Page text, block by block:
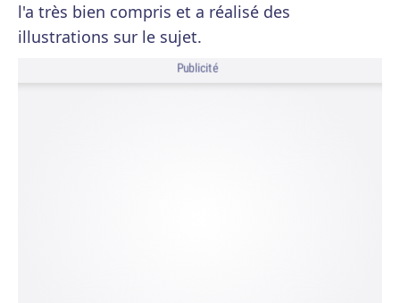
l'a très bien compris et a réalisé des
illustrations sur le sujet.
Publicité